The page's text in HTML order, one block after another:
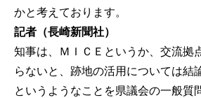
かと考えております。
記者（長崎新聞社）
知事は、ＭＩＣＥというか、交流拠
らないと、跡地の活用については結
というようなことを県議会の一般質